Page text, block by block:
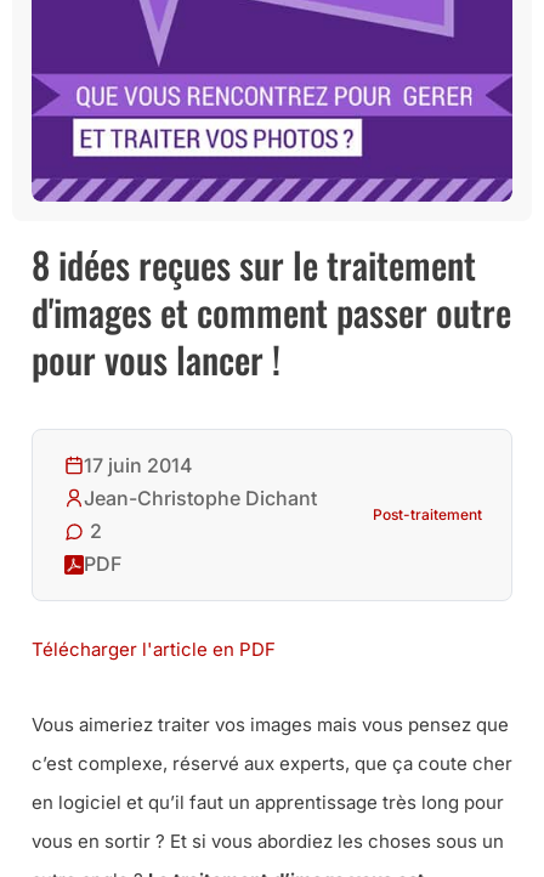
8 idées reçues sur le traitement
d'images et comment passer outre
pour vous lancer !
17 juin 2014
Jean-Christophe Dichant
2
PDF
Post-traitement
Télécharger l'article en PDF
Vous aimeriez traiter vos images mais vous pensez que
c’est complexe, réservé aux experts, que ça coute cher
en logiciel et qu’il faut un apprentissage très long pour
vous en sortir ? Et si vous abordiez les choses sous un